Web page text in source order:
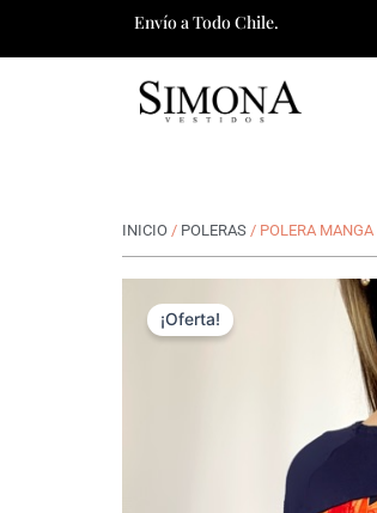
Envío a Todo Chile.
INICIO / POLERAS / POLERA MANGA
¡Oferta!